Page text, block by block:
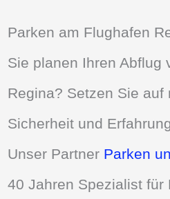
Parken am Flughafen
Sie planen Ihren Abflug
Regina? Setzen Sie auf
Sicherheit und
Unser Partner Parken
40 Jahren Spezialist für